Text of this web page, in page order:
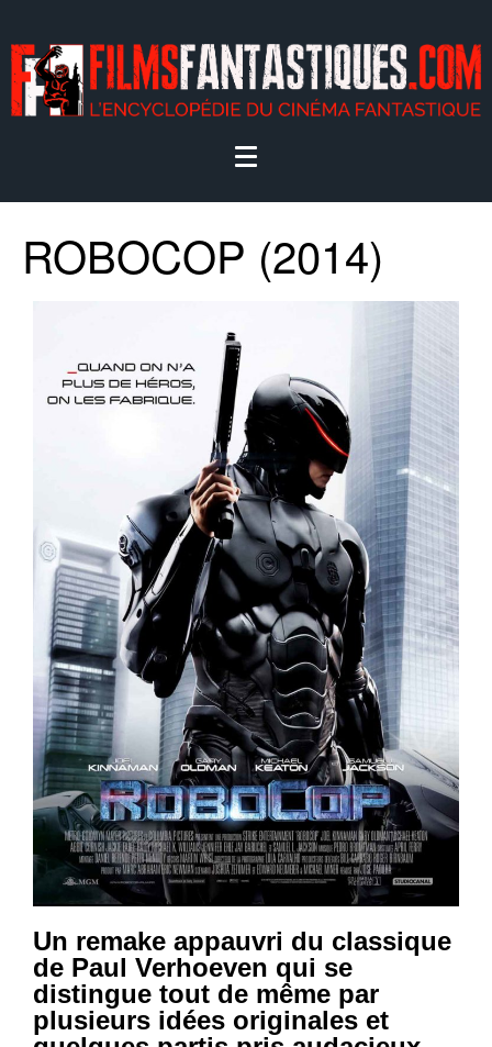
ROBOCOP (2014)
Un remake appauvri du classique
de Paul Verhoeven qui se
distingue tout de même par
plusieurs idées originales et